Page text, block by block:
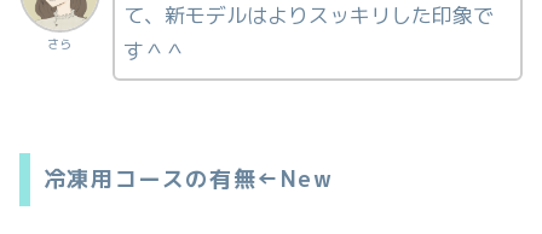
さら
て、新モデルはよりスッキリした印象で
す＾＾
冷凍用コースの有無←New